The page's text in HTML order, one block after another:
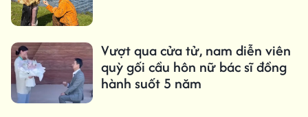
Vượt qua cửa tử, nam diễn viên
quỳ gối cầu hôn nữ bác sĩ đồng
hành suốt 5 năm